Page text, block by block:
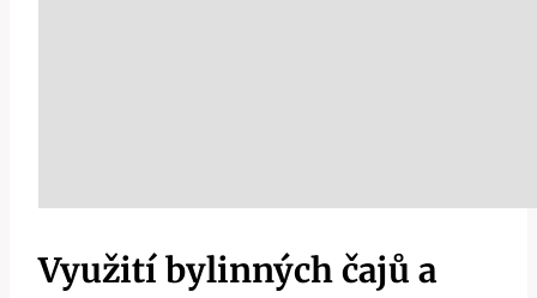
Využití bylinných čajů a